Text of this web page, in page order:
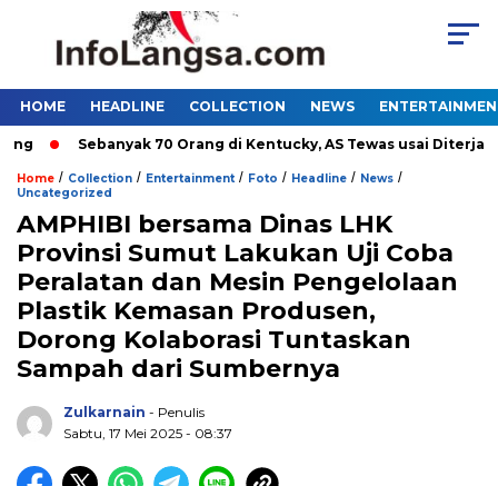
HOME HEADLINE COLLECTION NEWS
Sebanyak 70 Orang di Kentucky, AS Tewas usai Diterjang
Home / Collection / Entertainment/ Foto / Headline / News /
Uncategorized
AMPHIBI bersama Dinas LHK
Provinsi Sumut Lakukan Uji Coba
Peralatan dan Mesin Pengelolaan
Plastik Kemasan Produsen,
Dorong Kolaborasi Tuntaskan
Sampah dari Sumbernya
Zulkarnain - Penulis
Sabtu, 17 Mei 2025 - 08:37